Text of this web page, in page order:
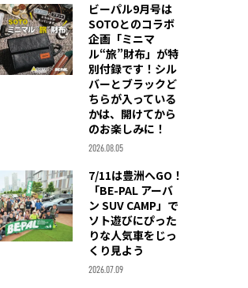
ビーパル9月号は
SOTOとのコラボ
企画「ミニマ
ル“旅”財布」が特
別付録です！シル
バーとブラックど
ちらが入っている
かは、開けてから
のお楽しみに！
2026.08.05
7/11は豊洲へGO！
「BE-PAL アーバ
ン SUV CAMP」で
ソト遊びにぴった
りな人気車をじっ
くり見よう
2026.07.09